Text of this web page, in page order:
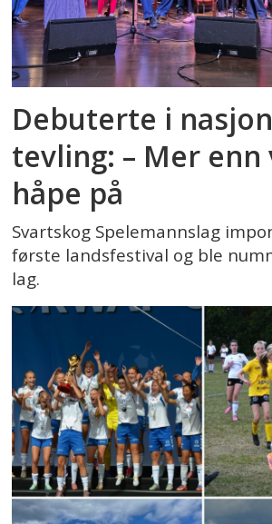
Debuterte i
tevling: – Mer enn
håpe på
Svartskog Spelemannslag
første landsfestival og ble
lag.